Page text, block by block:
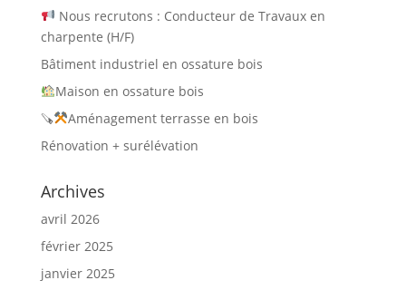
Nous recrutons : Conducteur de Travaux en
charpente (H/F)
Bâtiment industriel en ossature bois
Maison en ossature bois
🪚
Aménagement terrasse en bois
Rénovation + surélévation
Archives
avril 2026
février 2025
janvier 2025